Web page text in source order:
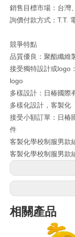
銷售目標市場：台灣
詢價付款方式：T.T.
競爭特點
品質優良：聚酯纖維
接受獨特設計或logo
logo
多樣設計：日椿國際
多樣化設計，客製化
接受小額訂單：日椿
件
客製化學校制服男款
客製化學校制服男款
相關產品